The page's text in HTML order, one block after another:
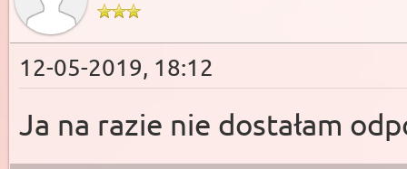
12-05-2019, 18:12
Ja na razie nie dostałam